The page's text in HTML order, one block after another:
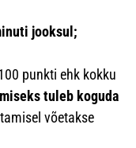
jooksul;
punkti ehk kokku
tuleb koguda
võetakse